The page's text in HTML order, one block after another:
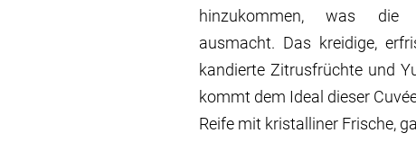
hinzukommen, was die
ausmacht. Das kreidige,
kandierte Zitrusfrüchte und
kommt dem Ideal dieser
Reife mit kristalliner Frische,